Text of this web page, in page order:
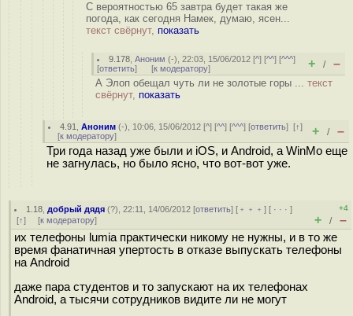
С вероятностью 65 завтра будет такая же
погода, как сегодня Намек, думаю, ясен...
текст свёрнут, показать
9.178 ,Аноним (-), 22:03, 15/06/2012 [^] [^^] [^^^]
[ответить] [к модератору] + / –
А Элоп обещал чуть ли не золотые горы ... текст
свёрнут, показать
4.91 ,Аноним (-), 10:06, 15/06/2012 [^] [^^] [^^^] [ответить][↑]
[к модератору] + / –
Три года назад уже были и iOS, и Android, а WinMo еще
не загнулась, но было ясно, что вот-вот уже.
1.18 добрый дядя (?), 22:11, 14/06/2012 [ответить] [ ﹢﹢﹢] [ · · ·]
[↑] [к модератору]
+4
+ / –
их телефоны lumia практически никому не нужны, и в то же
время фанатичная упертость в отказе выпускать телефоны
на Android
даже пара студентов и то запускают на их телефонах
Android, а тысячи сотрудников видите ли не могут